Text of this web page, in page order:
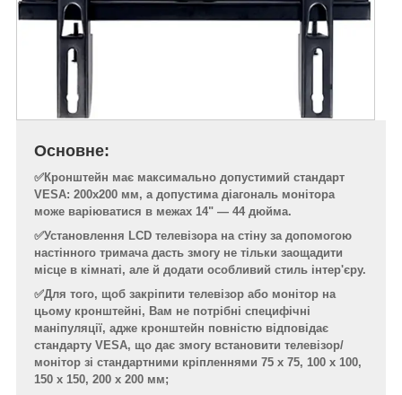
Основне:
✅Кронштейн має максимально допустимий стандарт
VESA: 200x200 мм, а допустима діагональ монітора
може варіюватися в межах 14" — 44 дюйма.
✅Установлення LCD телевізора на стіну за допомогою
настінного тримача дасть змогу не тільки заощадити
місце в кімнаті, але й додати особливий стиль інтер'єру.
✅Для того, щоб закріпити телевізор або монітор на
цьому кронштейні, Вам не потрібні специфічні
маніпуляції, адже кронштейн повністю відповідає
стандарту VESA, що дає змогу встановити телевізор/
монітор зі стандартними кріпленнями 75 x 75, 100 x 100,
150 x 150, 200 x 200 мм;